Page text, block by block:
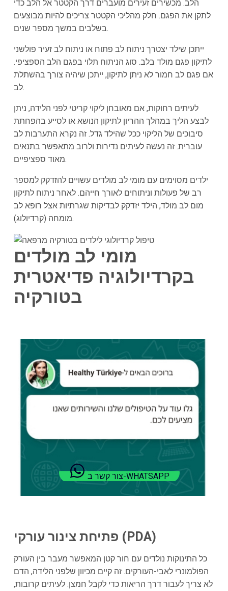
הלב. מכשירים זעירים מועברים דרך הקטטר אל הלב כדי
לתקן את הפגם. חלק מהליכי הקטטר צריכים להיות מבוצעים
בשלבים במשך מספר שנים.
ייתכן שילד יצטרך ניתוח לב פתוח או ניתוח לב זעיר פולשני
לתיקון פגם מולד בלב. סוג הניתוח תלוי בפגם הלב הספציפי.
אם פגם לב חמור לא ניתן לתיקון, ייתכן שיהיה צורך בהשתלת
לב.
לעיתים רחוקות, אם מאובחן ליקוי קריטי לפני הלידה, ניתן
לבצע הליך במהלך ההריון לתיקון הנושא או לסייע בהפחתת
סיבוכים של הליקוי ככל שהילד גדל. זה נקרא התערבות לב
עוברית. זה נעשה לעיתים נדירות ולרוב מתאפשר בתנאים
מאוד ספציפיים.
ילדים מסוימים עם מומי לב מולדים עשויים להזדקק למספר
רב של פעולות וניתוחים לאורך חייהם. לאחר ניתוח לתיקון
מום לב מולד, הילד יזדקק לבדיקות שגרתיות אצל רופא לב
מומחה (קרדיולוג).
מומי לב מולדים
בקרדיולוגיה פדיאטרית
בטורקיה
צור קשר ב-WHATSAPP
פתיחת צינור עורקי (PDA)
כל התינוקות נולדים עם חור קטן המאפשר מעבר בין העורק
הפולמונרי לאבי-העורקים. זה קיים מכיוון שלפני הלידה, הדם
לא צריך לעבור דרך הריאות כדי לקבל חמצן. לעיתים קרובות,